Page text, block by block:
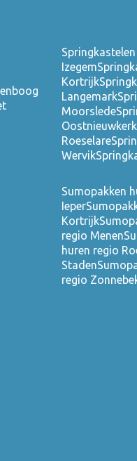
Izegem
Kortrijk
Langemark
Moorslede
Roeselare
Wervik
Sumopakken
Ieper
Kortrijk
regio Menen
huren regio
Staden
regio